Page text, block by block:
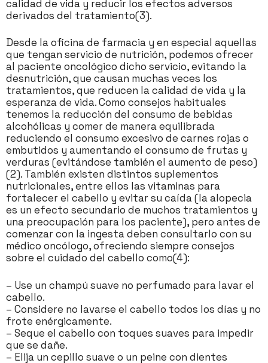
calidad de vida y reducir los efectos adversos
derivados del tratamiento(3).
Desde la oficina de farmacia y en especial aquellas
que tengan servicio de nutrición, podemos ofrecer
al paciente oncológico dicho servicio, evitando la
desnutrición, que causan muchas veces los
tratamientos, que reducen la calidad de vida y la
esperanza de vida. Como consejos habituales
tenemos la reducción del consumo de bebidas
alcohólicas y comer de manera equilibrada
reduciendo el consumo excesivo de carnes rojas o
embutidos y aumentando el consumo de frutas y
verduras (evitándose también el aumento de peso)
(2). También existen distintos suplementos
nutricionales, entre ellos las vitaminas para
fortalecer el cabello y evitar su caída (la alopecia
es un efecto secundario de muchos tratamientos y
una preocupación para los paciente), pero antes de
comenzar con la ingesta deben consultarlo con su
médico oncólogo, ofreciendo siempre consejos
sobre el cuidado del cabello como(4):
– Use un champú suave no perfumado para lavar el
cabello.
– Considere no lavarse el cabello todos los días y no
frote enérgicamente.
– Seque el cabello con toques suaves para impedir
que se dañe.
– Elija un cepillo suave o un peine con dientes